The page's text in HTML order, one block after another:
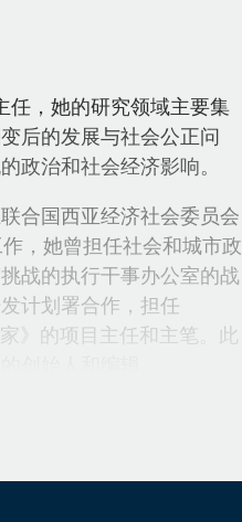
任，她的研究领域主要集
后的发展与社会公正问
政治和社会经济影响。
合国西亚经济社会委员会
，她曾担任社会和城市政
战的执行干事办公室的战
计划署合作，担任
》的项目主任和主笔。此
会经济政策分析、发展政